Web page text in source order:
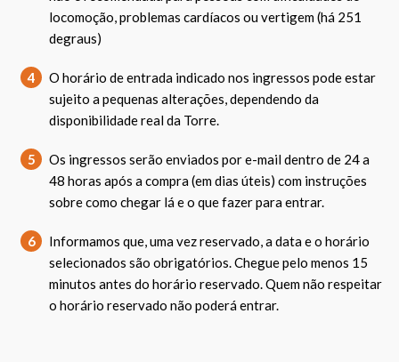
locomoção, problemas cardíacos ou vertigem (há 251
degraus)
4
O horário de entrada indicado nos ingressos pode estar
sujeito a pequenas alterações, dependendo da
disponibilidade real da Torre.
5
Os ingressos serão enviados por e-mail dentro de 24 a
48 horas após a compra (em dias úteis) com instruções
sobre como chegar lá e o que fazer para entrar.
6
Informamos que, uma vez reservado, a data e o horário
selecionados são obrigatórios. Chegue pelo menos 15
minutos antes do horário reservado. Quem não respeitar
o horário reservado não poderá entrar.